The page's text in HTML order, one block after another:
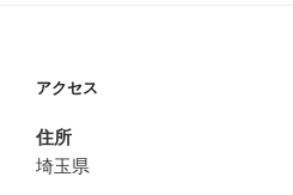
アクセス
住所
埼玉県